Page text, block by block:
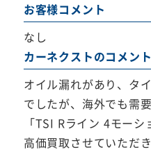
お客様コメント
なし
カーネクストのコメント
オイル漏れがあり、タ
でしたが、海外でも需
「TSI Rライン 4モーシ
高価買取させていただき